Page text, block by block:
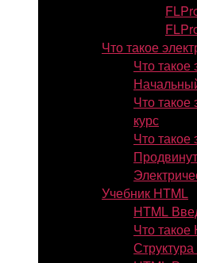
Что такое
Что такое
Что такое
курс
Что такое
Учебник HTML
HTML
Что такое